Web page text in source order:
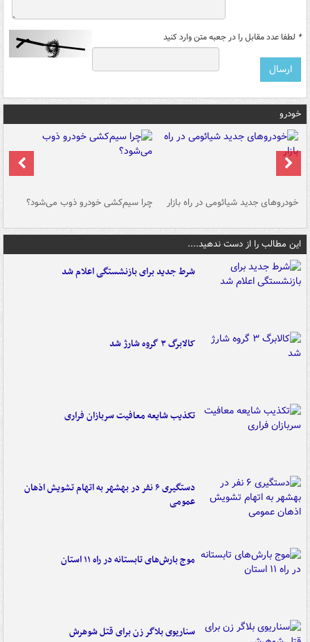
* لطفا عدد مقابل را در جعبه متن وارد کنید
خودرو
خودروهای جدید شیائومی در راه بازار چرا سیم‌کشی خودرو ذوب می‌شود؟
این مطالب را از دست ندهید....
شرط جدید برای بازنشستگی اعلام شد
کالابرگ ۳ گروه شارژ شد
تکذیب شایعه معافیت سربازان فراری
دستگیری ۶ نفر در بهشهر به اتهام تشویش اذهان
عمومی
موج بارش‌های تابستانه در راه ۱۱ استان
سناریوی بلاگر زن برای قتل شوهرش